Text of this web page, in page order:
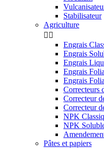
Stabilisateur
Agriculture
 
Engrais
Engrais
Engrais
Engrais
Engrais
Correcteurs
Correcteur
Correcteur
NPK
NPK
Pâtes et papiers